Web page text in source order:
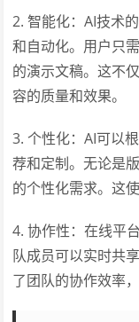
2. 智能化：AI技术
和自动化。用户只
的演示文稿。这不
容的质量和效果。
3. 个性化：AI可以
荐和定制。无论是
的个性化需求。这
4. 协作性：在线平
队成员可以实时共
了团队的协作效率